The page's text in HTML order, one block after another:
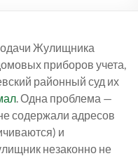
Жулищника
приборов учета,
районный суд их
. Одна проблема —
содержали адресов
и
незаконно не